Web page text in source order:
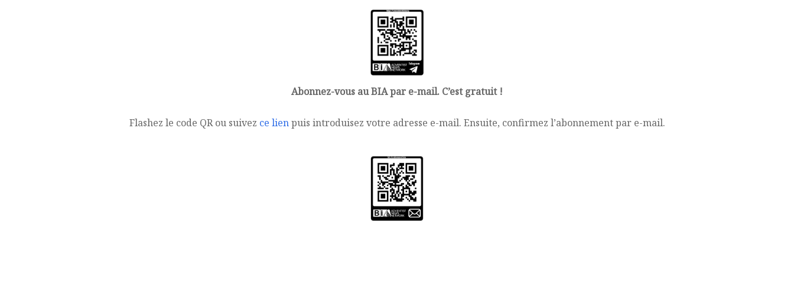
Abonnez-vous au BIA par e-mail. C’est gratuit !
Flashez le code QR ou suivez ce lienpuis introduisez votre adresse e-mail. Ensuite, confirmez l’abonnement par e-mail.